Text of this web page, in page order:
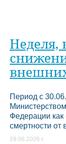
Неделя,
Период с
Федерации
смертности от
29.06.2026 г.